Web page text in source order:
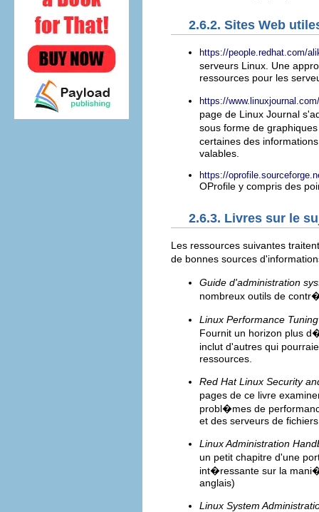
2.6.2. Sites Web
https://people.redhat.com/
serveurs Linux. Une
ressources pour les
https://
page de Linux Journal
sous forme de
certaines des
valables.
https://
OProfile y compris des
2.6.3. Livres sur le
Les ressources suivantes
de bonnes sources
Guide d'administration
nombreux outils de
Linux Performance
Fournit un horizon plus
inclut d'autres qui
ressources.
Red Hat Linux Security
pages de ce livre
probl�mes de
et des serveurs de
Linux Administration
un petit chapitre d'une
int�ressante sur la
anglais)
Linux System